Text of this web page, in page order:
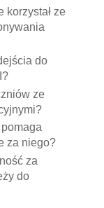
korzystał ze
do
ze
za niego?
za
do